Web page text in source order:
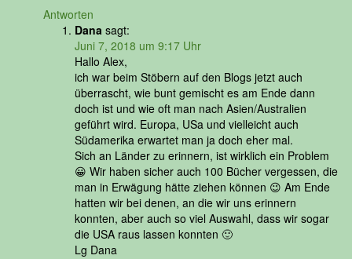
Antworten
Dana sagt:
Juni 7, 2018 um 9:17 Uhr
Hallo Alex,
ich war beim Stöbern auf den Blogs jetzt auch
überrascht, wie bunt gemischt es am Ende dann
doch ist und wie oft man nach Asien/Australien
geführt wird. Europa, USa und vielleicht auch
Südamerika erwartet man ja doch eher mal.
Sich an Länder zu erinnern, ist wirklich ein Problem
😀 Wir haben sicher auch 100 Bücher vergessen, die
man in Erwägung hätte ziehen können 😉 Am Ende
hatten wir bei denen, an die wir uns erinnern
konnten, aber auch so viel Auswahl, dass wir sogar
die USA raus lassen konnten 🙂
Lg Dana